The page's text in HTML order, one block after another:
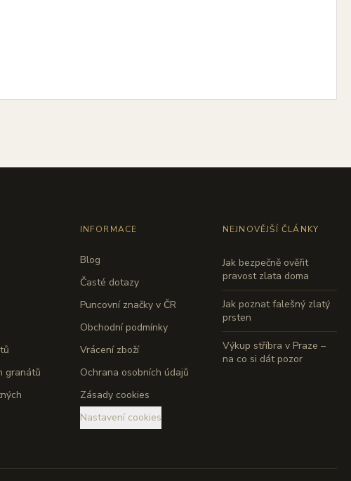
granátů
INFORMACE
Blog
Časté dotazy
Puncovní značky v ČR
Obchodní podmínky
Vrácení zboží
Ochrana osobních údajů
Zásady cookies
Nastavení cookies
NEJNOVĚJŠÍ ČLÁNKY
Jak bezpečně ověřit
pravost zlata doma
Jak poznat falešný zlatý
prsten
Výkup stříbra v Praze –
na co si dát pozor